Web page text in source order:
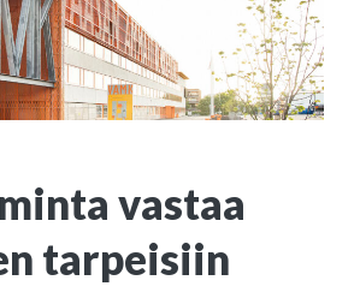
vastaa
tarpeisiin